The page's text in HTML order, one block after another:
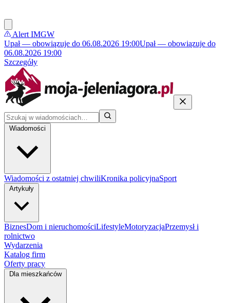
Alert IMGW
Upał — obowiązuje do 06.08.2026 19:00Upał — obowiązuje do
06.08.2026 19:00
Szczegóły
Wiadomości
Wiadomości z ostatniej chwiliKronika policyjnaSport
Artykuły
BiznesDom i nieruchomościLifestyleMotoryzacjaPrzemysł i
rolnictwo
Wydarzenia
Katalog firm
Oferty pracy
Dla mieszkańców